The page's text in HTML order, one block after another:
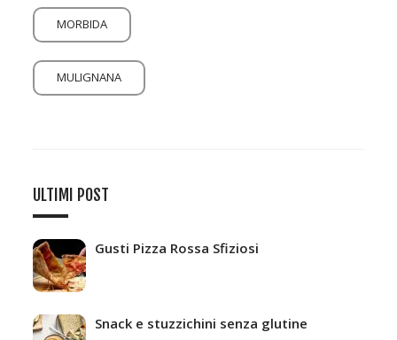
MORBIDA
MULIGNANA
ULTIMI POST
Gusti Pizza Rossa Sfiziosi
Snack e stuzzichini senza glutine